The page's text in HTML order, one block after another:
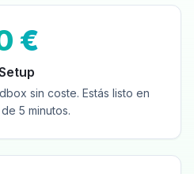
€
sin coste. Estás listo en
5 minutos.